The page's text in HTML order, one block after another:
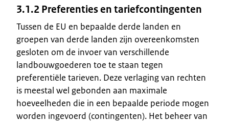
3.1.2 Preferenties en tariefcontingenten
Tussen de EU en bepaalde derde landen en
groepen van derde landen zijn overeenkomsten
gesloten om de invoer van verschillende
landbouwgoederen toe te staan tegen
preferentiële tarieven. Deze verlaging van rechten
is meestal wel gebonden aan maximale
hoeveelheden die in een bepaalde periode mogen
worden ingevoerd (contingenten). Het beheer van